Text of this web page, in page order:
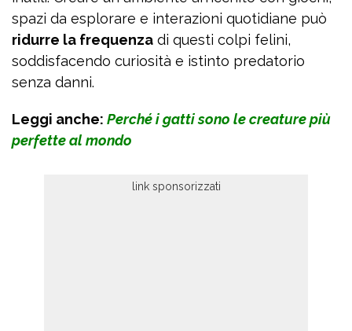
spazi da esplorare e interazioni quotidiane può
ridurre la frequenza di questi colpi felini,
soddisfacendo curiosità e istinto predatorio
senza danni.
Leggi anche: Perché i gatti sono le creature più
perfette al mondo